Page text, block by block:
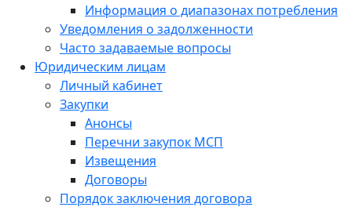
Информация о диапазонах потребления
Уведомления о задолженности
Часто задаваемые вопросы
Юридическим лицам
Личный кабинет
Закупки
Анонсы
Перечни закупок МСП
Извещения
Договоры
Порядок заключения договора